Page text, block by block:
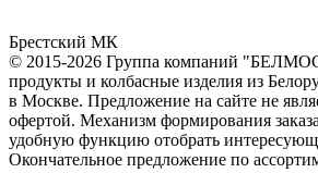
Брестский МК
© 2015-2026 Группа компаний
продукты и колбасные изделия из
в Москве. Предложение на сайте не
офертой. Механизм формирования
удобную функцию отобрать
Окончательное предложение по